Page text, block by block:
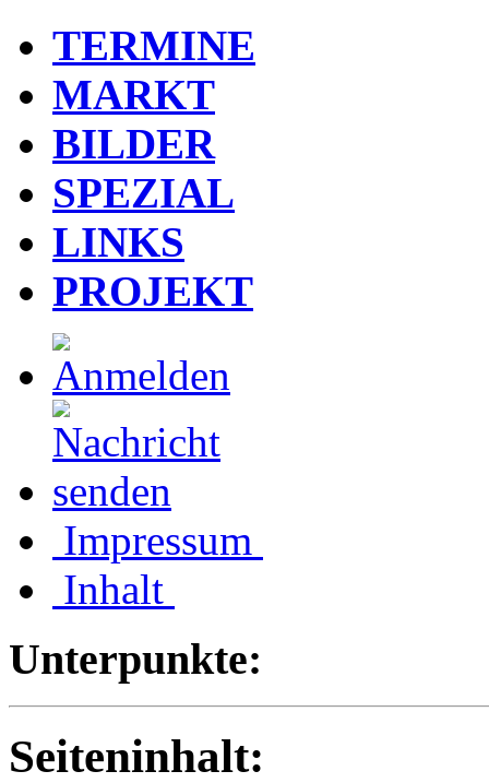
TERMINE
MARKT
BILDER
SPEZIAL
LINKS
PROJEKT
Impressum
Inhalt
Unterpunkte:
Seiteninhalt: